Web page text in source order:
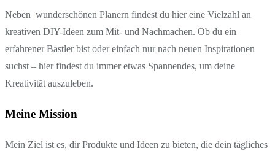
Neben wunderschönen Planern findest du hier eine Vielzahl an
kreativen DIY-Ideen zum Mit- und Nachmachen. Ob du ein
erfahrener Bastler bist oder einfach nur nach neuen Inspirationen
suchst – hier findest du immer etwas Spannendes, um deine
Kreativität auszuleben.
Meine Mission
Mein Ziel ist es, dir Produkte und Ideen zu bieten, die dein tägliches